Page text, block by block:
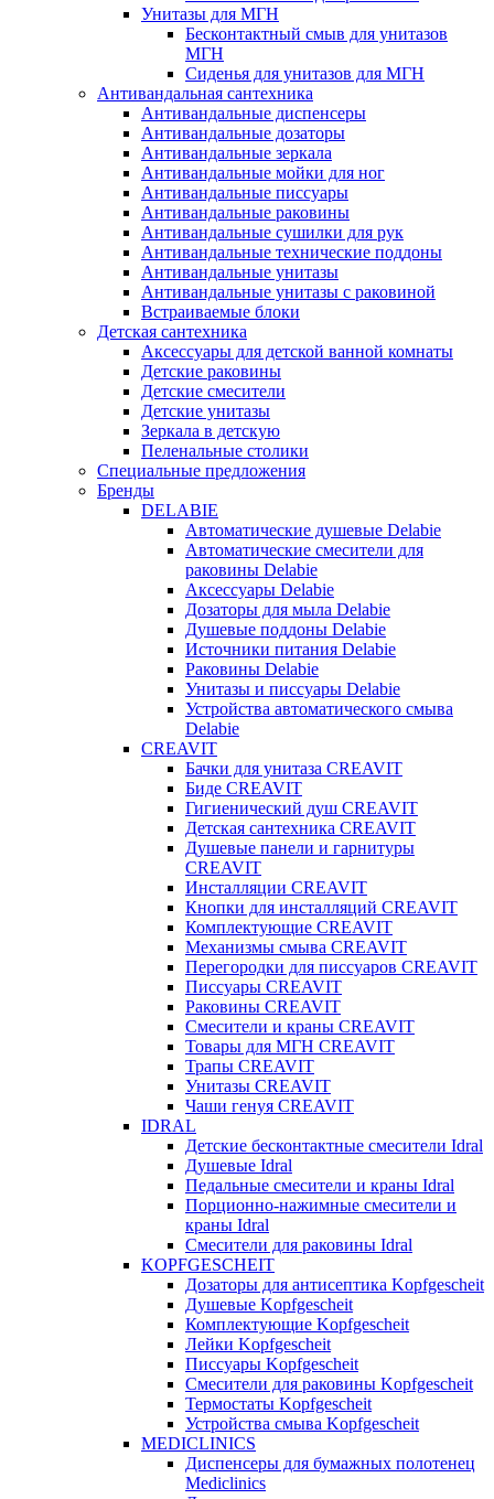
Унитазы для МГН
Бесконтактный смыв для унитазов
МГН
Сиденья для унитазов для МГН
Антивандальная сантехника
Антивандальные диспенсеры
Антивандальные дозаторы
Антивандальные зеркала
Антивандальные мойки для ног
Антивандальные писсуары
Антивандальные раковины
Антивандальные сушилки для рук
Антивандальные технические поддоны
Антивандальные унитазы
Антивандальные унитазы с раковиной
Встраиваемые блоки
Детская сантехника
Аксессуары для детской ванной комнаты
Детские раковины
Детские смесители
Детские унитазы
Зеркала в детскую
Пеленальные столики
Специальные предложения
Бренды
DELABIE
Автоматические душевые Delabie
Автоматические смесители для
раковины Delabie
Аксессуары Delabie
Дозаторы для мыла Delabie
Душевые поддоны Delabie
Источники питания Delabie
Раковины Delabie
Унитазы и писсуары Delabie
Устройства автоматического смыва
Delabie
CREAVIT
Бачки для унитаза CREAVIT
Биде CREAVIT
Гигиенический душ CREAVIT
Детская сантехника CREAVIT
Душевые панели и гарнитуры
CREAVIT
Инсталляции CREAVIT
Кнопки для инсталляций CREAVIT
Комплектующие CREAVIT
Механизмы смыва CREAVIT
Перегородки для писсуаров CREAVIT
Писсуары CREAVIT
Раковины CREAVIT
Смесители и краны CREAVIT
Товары для МГН CREAVIT
Трапы CREAVIT
Унитазы CREAVIT
Чаши генуя CREAVIT
IDRAL
Детские бесконтактные смесители Idral
Душевые Idral
Педальные смесители и краны Idral
Порционно-нажимные смесители и
краны Idral
Смеcители для раковины Idral
KOPFGESCHEIT
Дозаторы для антисептика Kopfgescheit
Душевые Kopfgescheit
Комплектующие Kopfgescheit
Лейки Kopfgescheit
Писсуары Kopfgescheit
Смесители для раковины Kopfgescheit
Термостаты Kopfgescheit
Устройства смыва Kopfgescheit
MEDICLINICS
Диспенсеры для бумажных полотенец
Mediclinics